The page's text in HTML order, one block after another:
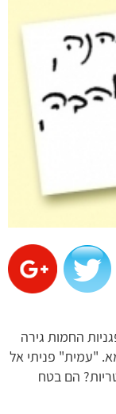
החמות גירה
"עמית" פניתי אל
הם בטח